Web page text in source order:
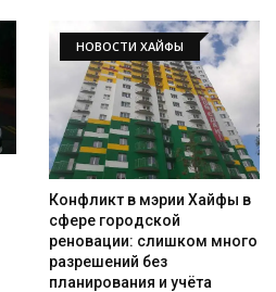
НОВОСТИ ХАЙФЫ
Конфликт в мэрии Хайфы в
сфере городской
реновации: слишком много
разрешений без
планирования и учёта